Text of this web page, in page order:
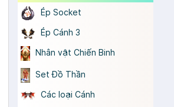
Ép Socket
Ép Cánh 3
Nhân vật Chiến Binh
Set Đồ Thần
Các loại Cánh